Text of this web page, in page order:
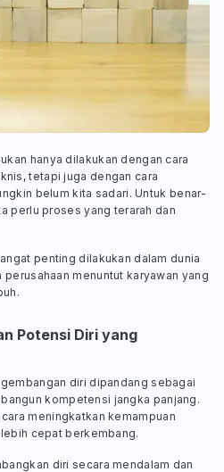
hanya dilakukan dengan cara
tetapi juga dengan cara
belum kita sadari. Untuk benar-
perlu proses yang terarah dan
penting dilakukan dalam dunia
menuntut karyawan yang
Potensi Diri yang
diri dipandang sebagai
kompetensi jangka panjang.
meningkatkan kemampuan
cepat berkembang.
diri secara mendalam dan